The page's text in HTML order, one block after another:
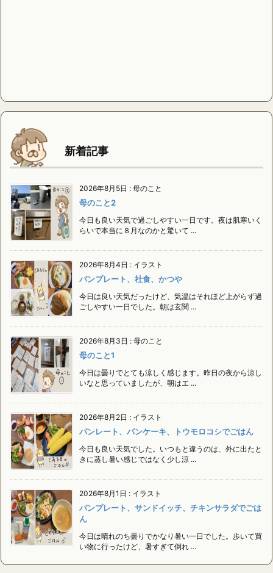
新着記事
2026年8月5日 : 母のこと
母のこと2
今日も良い天気で過ごしやすい一日です。夜は肌寒いく
らいで本当に８月なのかと驚いて ...
2026年8月4日 : イラスト
パンプレート、社食、かつや
今日は良い天気だったけど、気温はそれほど上がらず過
ごしやすい一日でした。朝は玄関 ...
2026年8月3日 : 母のこと
母のこと1
今日は曇りでとても涼しく感じます。昨日の夜から涼し
いなと思っていましたが、朝はエ ...
2026年8月2日 : イラスト
パンレート、パンケーキ、トウモロコシでごはん
今日も良い天気でした。いつもと違うのは、外に出たと
きに蒸し暑い感じではなく少し涼 ...
2026年8月1日 : イラスト
パンプレート、サンドイッチ、チキンサラダでごは
ん
今日は晴れのち曇りでかなり暑い一日でした。歩いて買
い物に行ったけど、暑すぎて倒れ ...